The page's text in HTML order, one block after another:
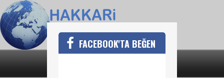
FACEBOOK'TA BEĞEN